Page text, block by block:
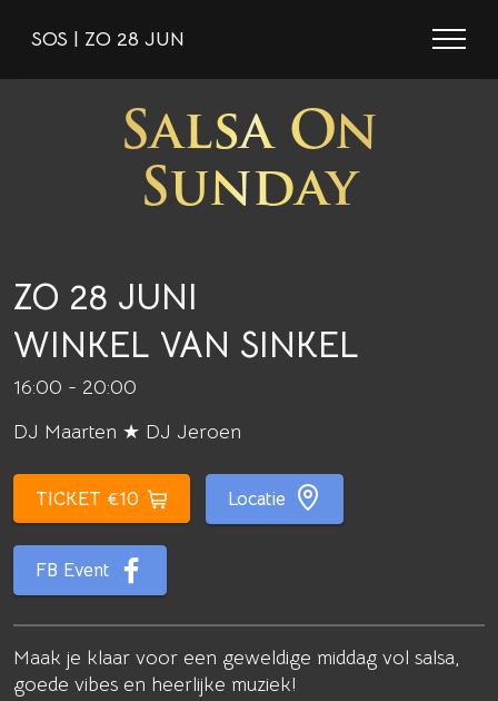
SOS | ZO 28 JUN
Salsa On
Sunday
ZO 28 JUNI
WINKEL VAN SINKEL
16:00 - 20:00
DJ Maarten ★ DJ Jeroen
TICKET €10 Locatie
FB Event
Maak je klaar voor een geweldige middag vol salsa,
goede vibes en heerlijke muziek!